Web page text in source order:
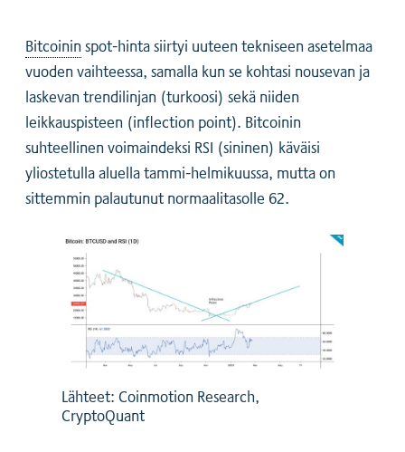
Bitcoininspot-hinta siirtyi uuteen tekniseen asetelmaa
vuoden vaihteessa, samalla kun se kohtasi nousevan ja
laskevan trendilinjan (turkoosi) sekä niiden
leikkauspisteen (inflection point). Bitcoinin
suhteellinen voimaindeksi RSI (sininen) käväisi
yliostetulla aluella tammi-helmikuussa, mutta on
sittemmin palautunut normaalitasolle 62.
Lähteet: Coinmotion Research,
CryptoQuant